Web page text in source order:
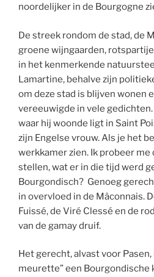
noordelijker in de Bourgogne
De streek rondom de stad, de
groene wijngaarden,
in het kenmerkende
Lamartine, behalve zijn
om deze stad is blijven wonen
vereeuwigde in vele gedichten.
waar hij woonde ligt in Saint
zijn Engelse vrouw. Als je het
werkkamer zien. Ik probeer me
stellen, wat er in die tijd werd
Bourgondisch? Genoeg
in overvloed in de Mâconnais.
Fuissé, de Viré Clessé en de
van de gamay druif.
Het gerecht, alvast voor Pasen,
meurette” een Bourgondische